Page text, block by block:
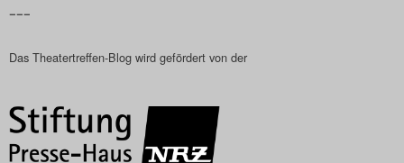
–––
Das Theatertreffen-Blog wird gefördert von der